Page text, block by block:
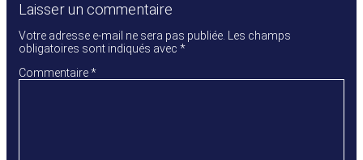
Laisser un commentaire
Votre adresse e-mail ne sera pas publiée. Les champs
obligatoires sont indiqués avec *
Commentaire*